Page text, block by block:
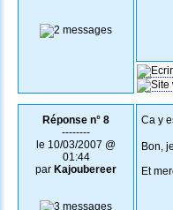
Réponse n° 8
--------
le 10/03/2007 @
01:44
par Kajoubereer
Ca y
Bon,
Et